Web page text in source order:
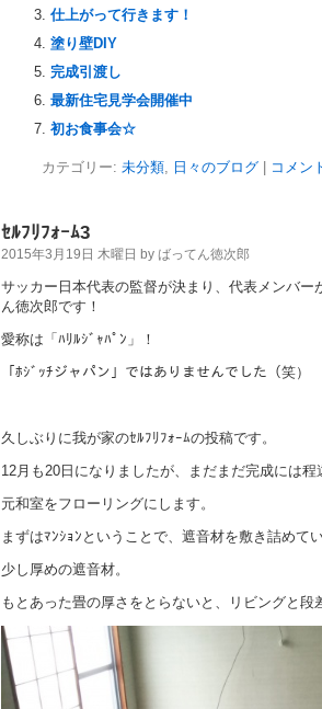
仕上がって行きます！
塗り壁DIY
完成引渡し
最新住宅見学会開催中
初お食事会☆
カテゴリー: 未分類, 日々のブログ コメン
ｾﾙﾌﾘﾌｫｰﾑ3
2015年3月19日 木曜日 by ばってん徳次郎
サッカー日本代表の監督が決まり、代表メンバー
ん徳次郎です！
愛称は「ﾊﾘﾙｼﾞｬﾊﾟﾝ」！
「ﾎｼﾞｯﾁジャパン」ではありませんでした（笑）
久しぶりに我が家のｾﾙﾌﾘﾌｫｰﾑの投稿です。
12月も20日になりましたが、まだまだ完成には程
元和室をフローリングにします。
まずはﾏﾝｼｮﾝということで、遮音材を敷き詰めて
少し厚めの遮音材。
もとあった畳の厚さをとらないと、リビングと段